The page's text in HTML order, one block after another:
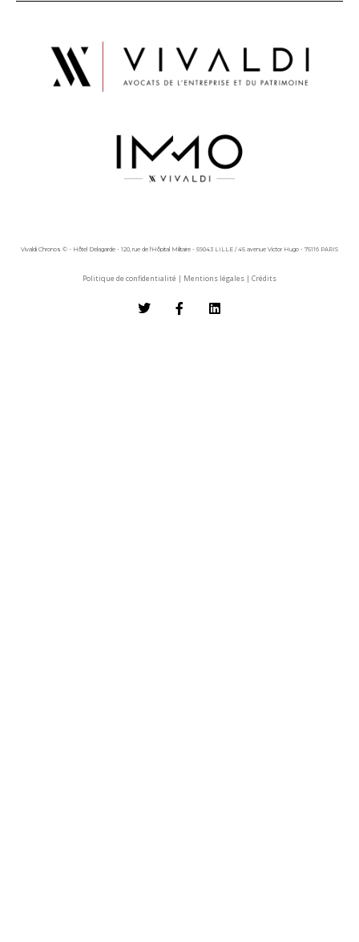
Vivaldi Chronos © - Hôtel Delagarde - 120, rue de l'Hôpital Militaire - 59043 LILLE / 45 avenue Victor Hugo - 75116 PARIS
Politique de confidentialité | Mentions légales | Crédits